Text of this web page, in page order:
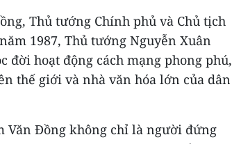
Thủ tướng Chính phủ và Chủ tịch
1987, Thủ tướng Nguyễn Xuân
đời hoạt động cách mạng phong phú,
thế giới và nhà văn hóa lớn của dân
Văn Đồng không chỉ là người đứng